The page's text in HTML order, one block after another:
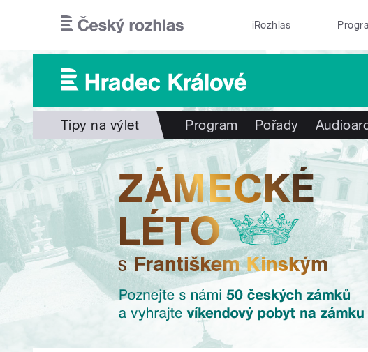
iRozhlas
Tipy na výlet Program Pořady